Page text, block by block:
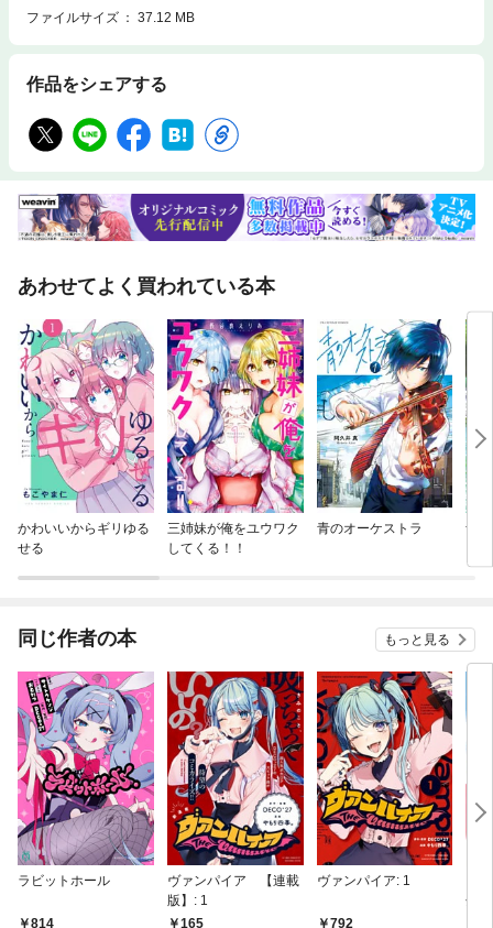
ファイルサイズ
37.12 MB
作品をシェアする
あわせてよく買われている本
かわいいからギリゆる
せる
三姉妹が俺をユウワク
してくる！！
青のオーケストラ 青
同じ作者の本 もっと見る
ラビットホール
814
ヴァンパイア 【連載
版】: 1
165
ヴァンパイア: 1
792
分